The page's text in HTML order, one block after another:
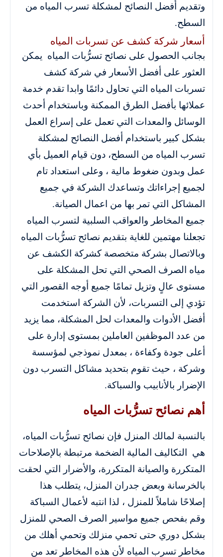
وتقديم أفضل النصائح لمشكلة تسرب المياه من
السطح.
أسعار شركة كشف عن تسربات المياه
بجانب الحصول على نصائح تسرُّبات المياه يمكن
العثور على أفضل الأسعار في شركة كشف
تسربات المياه التي تحاول دائمًا وابدا تقدم خدمة
عملائها بأفضل الطرق الممكنة وباستخدام أحدث
الوسائل والمعدات التي تعمل على إسراع العمل
بشكل كبير باستخدام أفضل النصائح لمشكلة
تسرب المياه من السطح، دون قيام العميل بأي
عمل وبدون ضغوط مالية ، وعلى استعداد تام
لجميع إجراءاتك وتساعدك الشركة في جميع
المشاكل التي تمر بها من اعمال الصيانة.
جميع المخاطر والعواقب السلبية لتسرب المياه
تجعلنا مهتمين للغاية بتقديم نصائح تسرُّبات المياه
وبالاتصال بشركة متخصصة كشركة الكشف عن
مياه الصرف الصحي التي تحل المشكلة على
مستوى عالٍ وتزيل تمامًا جميع أوجه القصور التي
تؤدي إلى التسربات، لأن الشركة استخدمت
أفضل الأدوات والمعدات لحل المشكلة، مما يزيد
من عدد الموظفين العاملين بمستوى إدارة على
أعلى جودة وكفاءة ، بمعدل نموذجي لمؤسسة
وشركة ، حيث تقوم بتحديد مشاكل التسرب دون
الإضرار بالأنابيب والسباكة.
أهم نصائح تسرُّبات المياه
بالنسبة لمالك المنزل فإن نصائح تسرُّبات المياه،
هي التكاليف المالية الضخمة مرتبطة بالإصلاحات
المتكررة والصيانة المتكررة، والأضرار التي لحقت
بالخرسانة وبعض جدران المنزل، يتطلب هذا
إصلاحًا شاملاً للمنزل ، لذا انتبه لأعمال السباكة
وقم بفحص جميع مواسير الصرف الصحي للمنزل
بشكل دوري حتى تحمي منزلك وتحمي أهلك من
مخاطر تسرب المياه لأن هذه المخاطر تعد من